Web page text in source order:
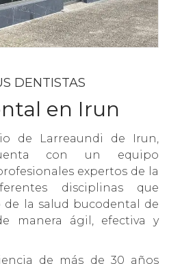
DENTISTAS
en Irun
de Larreaundi de Irun,
con un equipo
expertos de la
disciplinas que
la salud bucodental de
manera ágil, efectiva y
de más de 30 años